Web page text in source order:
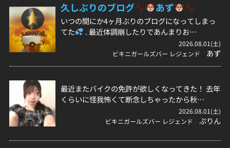
久しぶりのブログ あず
いつの間にか4ヶ月ぶりのブログになってしまっ
てた
. 最近体調崩したりであんまりお…
2026.08.01(土)
ビキニガールズバー レジェンド
あず
最近またバイクの免許が欲しくなってきた！ 去年
くらいに怪我怖くて断念しちゃったから秋…
2026.08.01(土)
ビキニガールズバー レジェンド
ぷりん